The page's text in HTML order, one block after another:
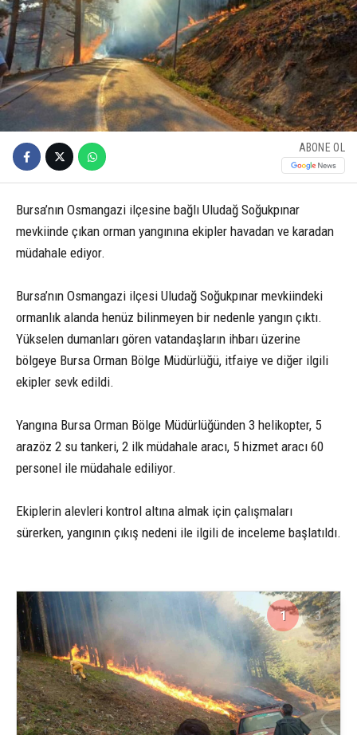
ABONE OL
Bursa’nın Osmangazi ilçesine bağlı Uludağ Soğukpınar
mevkiinde çıkan orman yangınına ekipler havadan ve karadan
müdahale ediyor.
Bursa’nın Osmangazi ilçesi Uludağ Soğukpınar mevkiindeki
ormanlık alanda henüz bilinmeyen bir nedenle yangın çıktı.
Yükselen dumanları gören vatandaşların ihbarı üzerine
bölgeye Bursa Orman Bölge Müdürlüğü, itfaiye ve diğer ilgili
ekipler sevk edildi.
Yangına Bursa Orman Bölge Müdürlüğünden 3 helikopter, 5
arazöz 2 su tankeri, 2 ilk müdahale aracı, 5 hizmet aracı 60
personel ile müdahale ediliyor.
Ekiplerin alevleri kontrol altına almak için çalışmaları
sürerken, yangının çıkış nedeni ile ilgili de inceleme başlatıldı.
1 3